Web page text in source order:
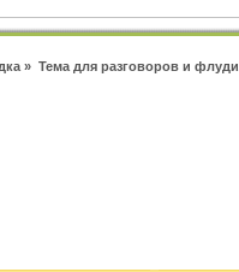
» Тема для разговоров и